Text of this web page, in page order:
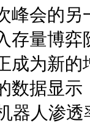
峰会的另
存量博弈
成为新
数据显示
器人渗